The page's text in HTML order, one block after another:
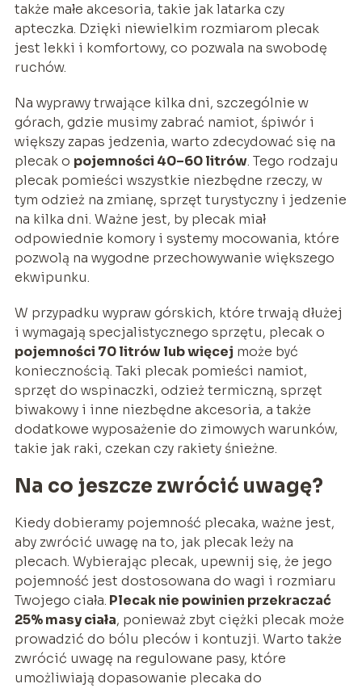
także małe akcesoria, takie jak latarka czy
apteczka. Dzięki niewielkim rozmiarom plecak
jest lekki i komfortowy, co pozwala na swobodę
ruchów.
Na wyprawy trwające kilka dni, szczególnie w
górach, gdzie musimy zabrać namiot, śpiwór i
większy zapas jedzenia, warto zdecydować się na
plecak o pojemności 40–60 litrów. Tego rodzaju
plecak pomieści wszystkie niezbędne rzeczy, w
tym odzież na zmianę, sprzęt turystyczny i jedzenie
na kilka dni. Ważne jest, by plecak miał
odpowiednie komory i systemy mocowania, które
pozwolą na wygodne przechowywanie większego
ekwipunku.
W przypadku wypraw górskich, które trwają dłużej
i wymagają specjalistycznego sprzętu, plecak o
pojemności 70 litrów lub więcej może być
koniecznością. Taki plecak pomieści namiot,
sprzęt do wspinaczki, odzież termiczną, sprzęt
biwakowy i inne niezbędne akcesoria, a także
dodatkowe wyposażenie do zimowych warunków,
takie jak raki, czekan czy rakiety śnieżne.
Na co jeszcze zwrócić uwagę?
Kiedy dobieramy pojemność plecaka, ważne jest,
aby zwrócić uwagę na to, jak plecak leży na
plecach. Wybierając plecak, upewnij się, że jego
pojemność jest dostosowana do wagi i rozmiaru
Twojego ciała. Plecak nie powinien przekraczać
25% masy ciała, ponieważ zbyt ciężki plecak może
prowadzić do bólu pleców i kontuzji. Warto także
zwrócić uwagę na regulowane pasy, które
umożliwiają dopasowanie plecaka do